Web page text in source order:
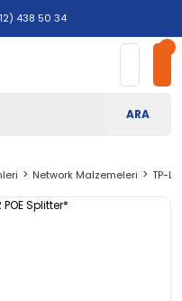
438 50 34
ARA
Network Malzemeleri TP-